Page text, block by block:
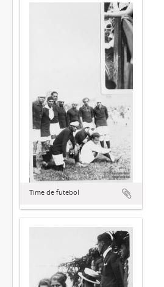
Time de futebol